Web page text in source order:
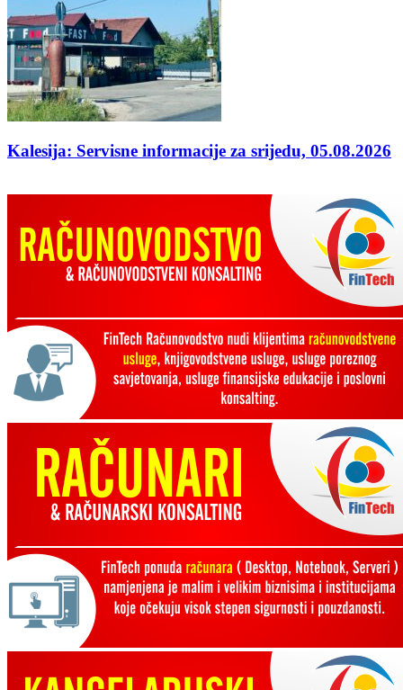
Kalesija: Servisne informacije za srijedu, 05.08.2026